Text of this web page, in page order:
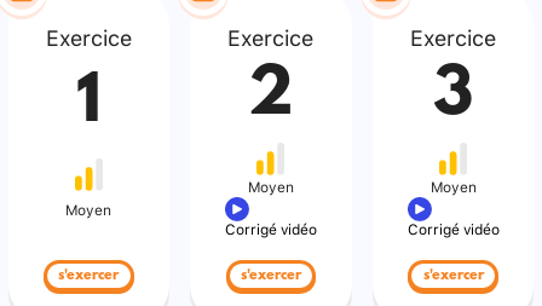
Exercice
1
Moyen
s'exercer
Exercice
2
Moyen
Corrigé vidéo
s'exercer
Exercice
3
Moyen
Corrigé vidéo
s'exercer